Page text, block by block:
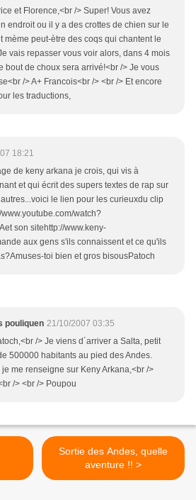
et Florence,<br /> Super! Vous avez
endroit ou il y a des crottes de chien sur le
mème peut-ètre des coqs qui chantent le
vais repasser vous voir alors, dans 4 mois
bout de choux sera arrivé!<br /> Je vous
/> A+ Francois<br /> <br /> Et encore
les traductions,
18:21
de keny arkana je crois, qui vis à
et qui écrit des supers textes de rap sur
le lien pour les curieuxdu clip
watch?
son sitehttp://www.keny-
aux gens s'ils connaissent et ce qu'ils
toi bien et gros bisousPatoch
pouliquen 21/10/2007 03:35
/> Je viens d´arriver a Salta, petit
500000 habitants au pied des Andes.
je me renseigne sur Keny Arkana,<br />
/> <br /> Poupou
Sortie des Andes, quelle
aventure !! >